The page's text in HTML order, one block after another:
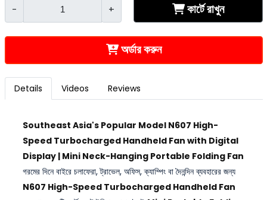
- + কার্টে রাখুন
অর্ডার করুন
Details Videos Reviews
Southeast Asia's Popular Model N607 High-
Speed Turbocharged Handheld Fan with Digital
Display | Mini Neck-Hanging Portable Folding Fan
গরমের দিনে বাইরে চলাফেরা, ট্রাভেল, অফিস, ক্যাম্পিং বা দৈনন্দিন ব্যবহারের জন্য
N607 High-Speed Turbocharged Handheld Fan